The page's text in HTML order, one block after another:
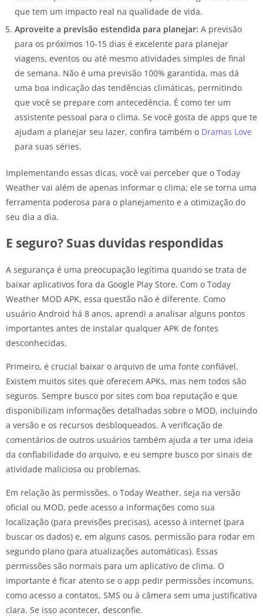
que tem um impacto real na qualidade de vida.
Aproveite a previsão estendida para planejar: A previsão
para os próximos 10-15 dias é excelente para planejar
viagens, eventos ou até mesmo atividades simples de final
de semana. Não é uma previsão 100% garantida, mas dá
uma boa indicação das tendências climáticas, permitindo
que você se prepare com antecedência. É como ter um
assistente pessoal para o clima. Se você gosta de apps que te
ajudam a planejar seu lazer, confira também o Dramas Love
para suas séries.
Implementando essas dicas, você vai perceber que o Today
Weather vai além de apenas informar o clima; ele se torna uma
ferramenta poderosa para o planejamento e a otimização do
seu dia a dia.
E seguro? Suas duvidas respondidas
A segurança é uma preocupação legítima quando se trata de
baixar aplicativos fora da Google Play Store. Com o Today
Weather MOD APK, essa questão não é diferente. Como
usuário Android há 8 anos, aprendi a analisar alguns pontos
importantes antes de instalar qualquer APK de fontes
desconhecidas.
Primeiro, é crucial baixar o arquivo de uma fonte confiável.
Existem muitos sites que oferecem APKs, mas nem todos são
seguros. Sempre busco por sites com boa reputação e que
disponibilizam informações detalhadas sobre o MOD, incluindo
a versão e os recursos desbloqueados. A verificação de
comentários de outros usuários também ajuda a ter uma ideia
da confiabilidade do arquivo, e eu sempre busco por sinais de
atividade maliciosa ou problemas.
Em relação às permissões, o Today Weather, seja na versão
oficial ou MOD, pede acesso a informações como sua
localização (para previsões precisas), acesso à internet (para
buscar os dados) e, em alguns casos, permissão para rodar em
segundo plano (para atualizações automáticas). Essas
permissões são normais para um aplicativo de clima. O
importante é ficar atento se o app pedir permissões incomuns,
como acesso a contatos, SMS ou à câmera sem uma justificativa
clara. Se isso acontecer, desconfie.